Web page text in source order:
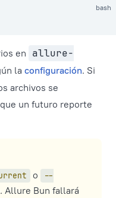
bash
en allure-
la configuración. Si
archivos se
un futuro reporte
o
--
Allure Bun fallará